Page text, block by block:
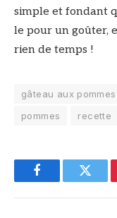
simple et fondant
le pour un goûter,
rien de temps !
gâteau aux pommes
pommes
recette
Facebook